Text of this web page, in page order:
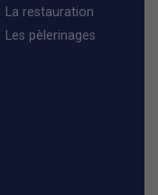
La restauration
Les pèlerinages